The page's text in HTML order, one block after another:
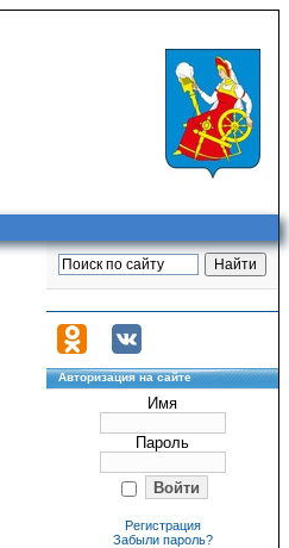
Авторизация на сайте
Имя
Пароль
Регистрация
Забыли пароль?